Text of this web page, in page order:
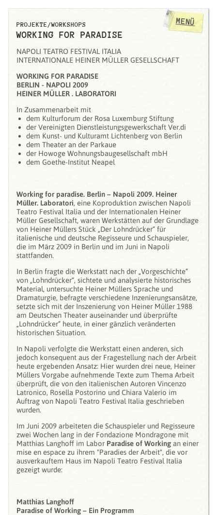
PROJEKTE/WORKSHOPS
WORKING FOR PARADISE
NAPOLI TEATRO FESTIVAL ITALIA
INTERNATIONALE HEINER MÜLLER GESELLSCHAFT
WORKING FOR PARADISE
BERLIN - NAPOLI 2009
HEINER MÜLLER . LABORATORI
In Zusammenarbeit mit
dem Kulturforum der Rosa Luxemburg Stiftung
der Vereinigten Dienstleistungsgewerkschaft Ver.di
dem Kunst- und Kulturamt Lichtenberg von Berlin
dem Theater an der Parkaue
der Howoge Wohnungsbaugesellschaft mbH
dem Goethe-Institut Neapel
Working for paradise. Berlin – Napoli 2009. Heiner
Müller. Laboratori, eine Koproduktion zwischen Napoli
Teatro Festival Italia und der Internationalen Heiner
Müller Gesellschaft, waren Werkstätten auf der Grundlage
von Heiner Müllers Stück „Der Lohndrücker“ für
italienische und deutsche Regisseure und Schauspieler,
die im März 2009 in Berlin und im Juni in Napoli
stattfanden.
In Berlin fragte die Werkstatt nach der „Vorgeschichte“
von „Lohndrücker“, sichtete und analysierte historisches
Material, untersuchte Heiner Müllers Sprache und
Dramaturgie, befragte verschiedene Inzenierungsansätze,
setzte sich mit der Inszenierung von Heiner Müller 1988
am Deutschen Theater auseinander und überprüfte
„Lohndrücker“ heute, in einer gänzlich veränderten
historischen Situation.
In Napoli verfolgte die Werkstatt einen anderen, sich
jedoch konsequent aus der Fragestellung nach der Arbeit
heute ergebenden Ansatz: Hier wurden drei neue, Heiner
Müllers Vorgabe aufnehmende Texte zum Thema Arbeit
überprüft, die von den italienischen Autoren Vincenzo
Latronico, Rosella Postorino und Chiara Valerio im
Auftrag von Napoli Teatro Festival Italia geschrieben
wurden.
Im Juni 2009 arbeiteten die Schauspieler und Regisseure
zwei Wochen lang in der Fondazione Mondragone mit
Matthias Langhoff im Labor Paradise of Working an einer
mise en espace zu ihrem "Paradies der Arbeit", die vor
ausverkauftem Haus im Napoli Teatro Festival Italia
gezeigt wurde:
Matthias Langhoff
Paradise of Working – Ein Programm
MENÜ